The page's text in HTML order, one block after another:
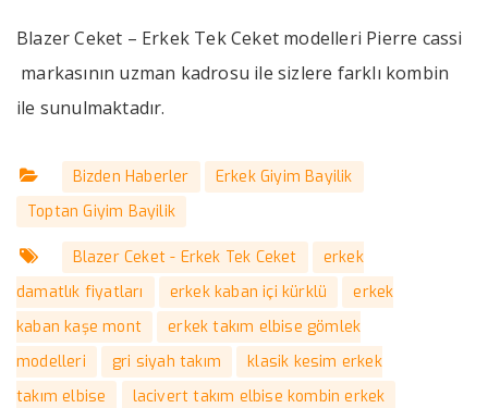
Blazer Ceket – Erkek Tek Ceket modelleri Pierre cassi
markasının uzman kadrosu ile sizlere farklı kombin
ile sunulmaktadır.
Bizden Haberler
Erkek Giyim Bayilik
Toptan Giyim Bayilik
Blazer Ceket - Erkek Tek Ceket
erkek
damatlık fiyatları
erkek kaban içi kürklü
erkek
kaban kaşe mont
erkek takım elbise gömlek
modelleri
gri siyah takım
klasik kesim erkek
takım elbise
lacivert takım elbise kombin erkek